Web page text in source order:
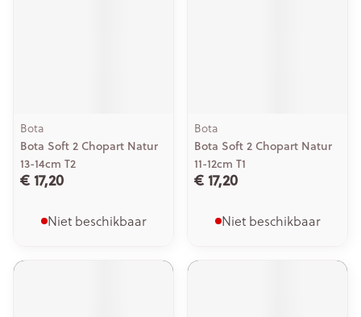
Bota
Bota Soft 2 Chopart Natur
13-14cm T2
€ 17,20
Niet beschikbaar
Bota
Bota Soft 2 Chopart Natur
11-12cm T1
€ 17,20
Niet beschikbaar